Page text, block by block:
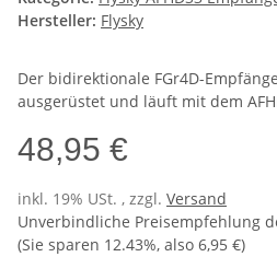
Hersteller: Flysky
Der bidirektionale FGr4D-
ausgerüstet und läuft mit dem
48,95 €
inkl. 19% USt. , zzgl. Versand
Unverbindliche Preisempfehlung
(Sie sparen 12.43%, also 6,95 €)